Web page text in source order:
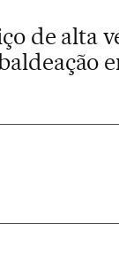
de alta